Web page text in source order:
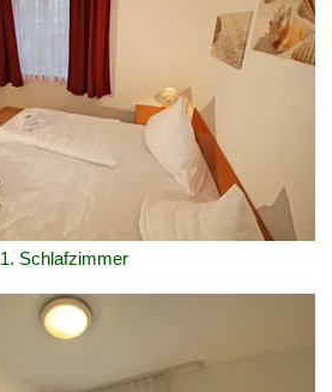
1. Schlafzimmer